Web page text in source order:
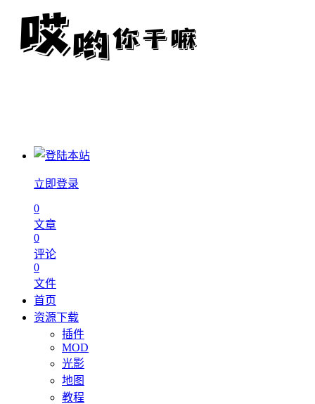
立即登录
0
文章
0
评论
0
文件
首页
资源下载
插件
MOD
光影
地图
教程